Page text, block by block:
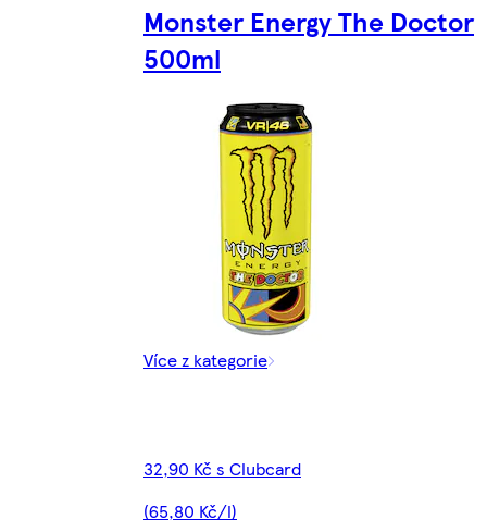
Monster Energy The Doctor
500ml
Více z kategorie
32,90 Kč s Clubcard
(65,80 Kč/l)